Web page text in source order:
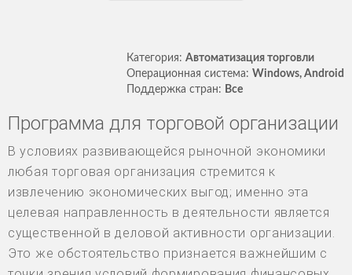
Категория: Автоматизация торговли
Операционная система: Windows, Android
Поддержка стран: Все
Программа для торговой организации
В условиях развивающейся рыночной экономики
любая торговая организация стремится к
извлечению экономических выгод; именно эта
целевая направленность в деятельности является
существенной в деловой активности организации.
Это же обстоятельство признается важнейшим с